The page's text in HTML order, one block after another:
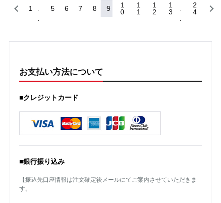
1 5 6 7 8 9
1
0
1
1
1
2
1
3
2
4
お支払い方法について
■クレジットカード
■銀行振り込み
【振込先口座情報は注文確定後メールにてご案内させていただきま
す。